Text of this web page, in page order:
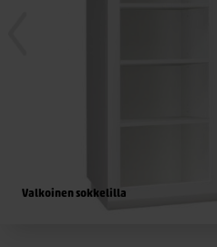
Valkoinen sokkelilla